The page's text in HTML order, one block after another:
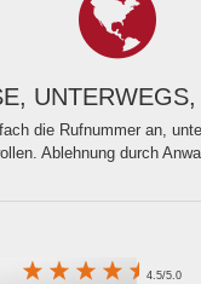
die Rufnummer an,
Ablehnung durch
4.5/5.0